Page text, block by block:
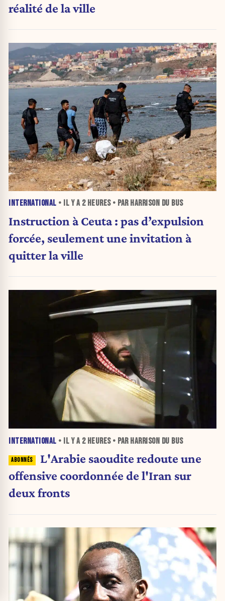
réalité de la ville
INTERNATIONAL • IL Y A 2 HEURES• PAR HARRISON DU BUS
Instruction à Ceuta : pas d’expulsion
forcée, seulement une invitation à
quitter la ville
INTERNATIONAL • IL Y A 2 HEURES• PAR HARRISON DU BUS
L'Arabie saoudite redoute une
offensive coordonnée de l'Iran sur
deux fronts